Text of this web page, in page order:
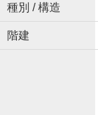
種別 / 構造
階建